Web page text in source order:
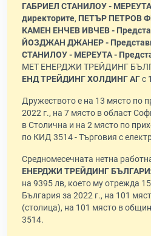
ГАБРИЕЛ СТАНИЛОУ - МЕРЕУТА
директорите, ПЕТЪР ПЕТРОВ
КАМЕН ЕНЧЕВ ИВЧЕВ -
ЙОЗДЖАН ДЖАНЕР -
СТАНИЛОУ - МЕРЕУТА -
МЕТ ЕНЕРДЖИ ТРЕЙДИНГ
ЕНД ТРЕЙДИНГ ХОЛДИНГ АГс
Дружеството е на 13 място по
2022 г., на 7 място в област
в Столична и на 2 място по
по КИД 3514 - Търговия с
Средномесечната нетна
ЕНЕРДЖИ ТРЕЙДИНГ
на 9395 лв, което му отрежда
България за 2022 г., на 101
(столица), на 101 място в
3514.